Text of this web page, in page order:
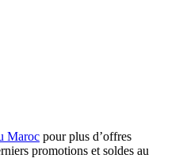
Maroc pour plus d’offres
promotions et soldes au